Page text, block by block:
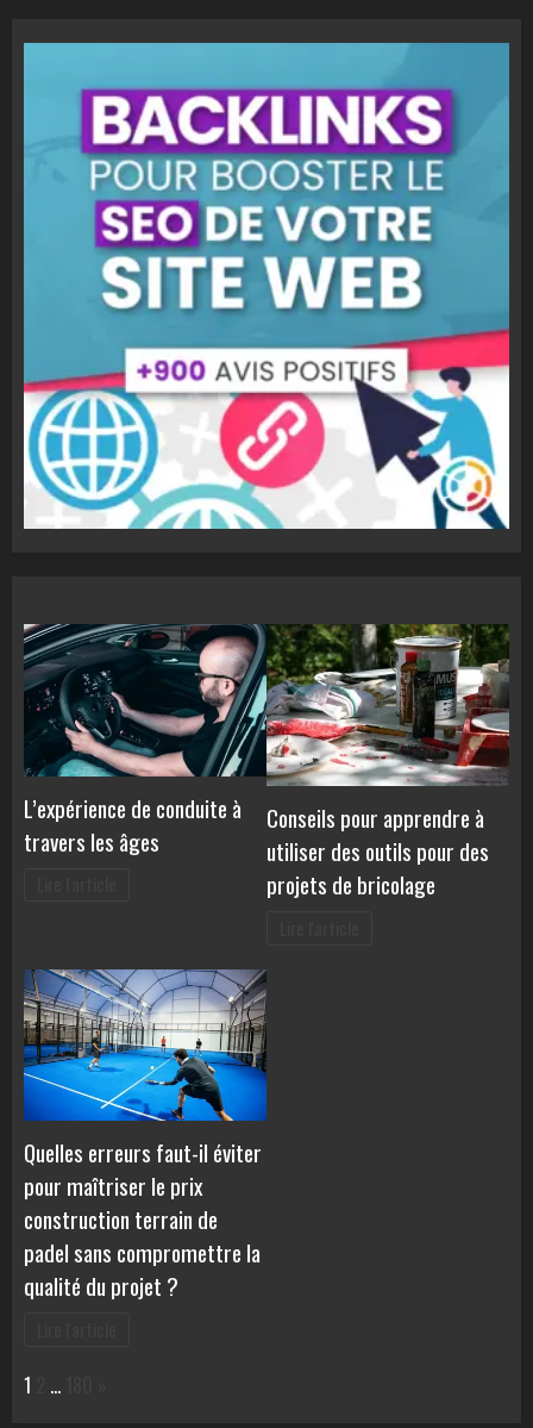
L’expérience de conduite à
travers les âges
Conseils pour apprendre à
utiliser des outils pour des
projets de bricolage
Quelles erreurs faut-il éviter
pour maîtriser le prix
construction terrain de
padel sans compromettre la
qualité du projet ?
Page:
1 …